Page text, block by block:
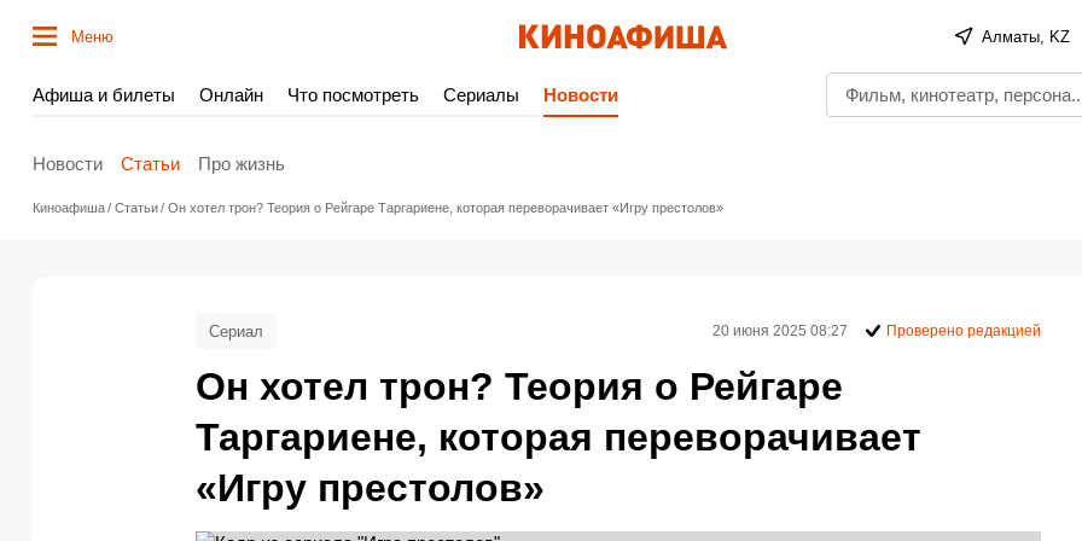
Меню Алматы, KZ
Афиша и билеты Онлайн Что посмотреть Сериалы Новости
Новости Статьи Про жизнь
Киноафиша Статьи Он хотел трон? Теория о Рейгаре Таргариене, которая переворачивает «Игру престолов»
Он хотел трон? Теория о Рейгаре
Таргариене, которая переворачивает
«Игру престолов»
Сериал 20 июня 2025 08:27 Проверено редакцией